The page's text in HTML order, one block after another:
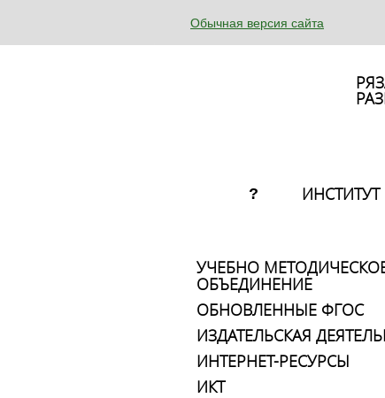
Обычная версия сайта
? ИНСТИТУТ
УЧЕБНО
ОБЪЕДИНЕНИЕ
ОБНОВЛЕННЫЕ ФГОС
ИЗДАТЕЛЬСКАЯ
ИНТЕРНЕТ-РЕСУРСЫ
ИКТ